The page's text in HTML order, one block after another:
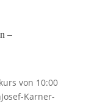
–
von 10:00
Karner-